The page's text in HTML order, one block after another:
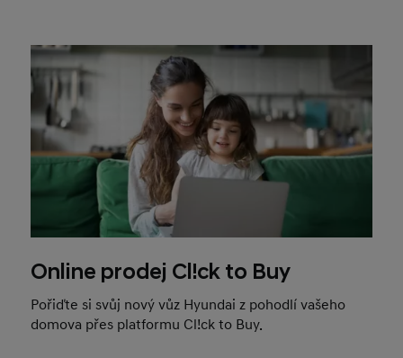
Online prodej Cl!ck to Buy
Pořiďte si svůj nový vůz Hyundai z pohodlí vašeho
domova přes platformu Cl!ck to Buy.